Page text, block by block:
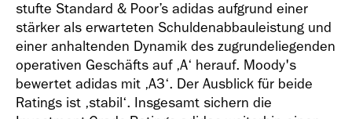
stufte Standard & Poor’s adidas aufgrund einer
stärker als erwarteten Schuldenabbauleistung und
einer anhaltenden Dynamik des zugrundeliegenden
operativen Geschäfts auf ‚A‘ herauf. Moody's
bewertet adidas mit ‚A3‘. Der Ausblick für beide
Ratings ist ‚stabil‘. Insgesamt sichern die